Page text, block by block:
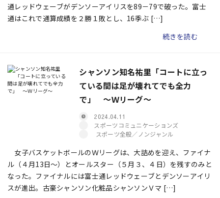
通レッドウェーブがデンソーアイリスを89－79で破った。富士
通はこれで通算成績を２勝１敗とし、16季ぶ […]
続きを読む
シャンソン知名祐里「コートに立っ
ている間は足が壊れてでも全力
で」 〜Ｗリーグ〜
2024.04.11
スポーツコミュニケーションズ
スポーツ全般／ノンジャンル
女子バスケットボールのＷリーグは、大詰めを迎え、ファイナ
ル（４月13日～）とオールスター（５月３、４日）を残すのみと
なった。ファイナルには富士通レッドウェーブとデンソーアイリ
スが進出。古豪シャンソン化粧品シャンソンＶマ […]